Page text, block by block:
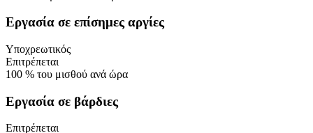
Εργασία σε επίσημες αργίες
Υποχρεωτικός
Επιτρέπεται
100 % του μισθού ανά ώρα
Εργασία σε βάρδιες
Επιτρέπεται